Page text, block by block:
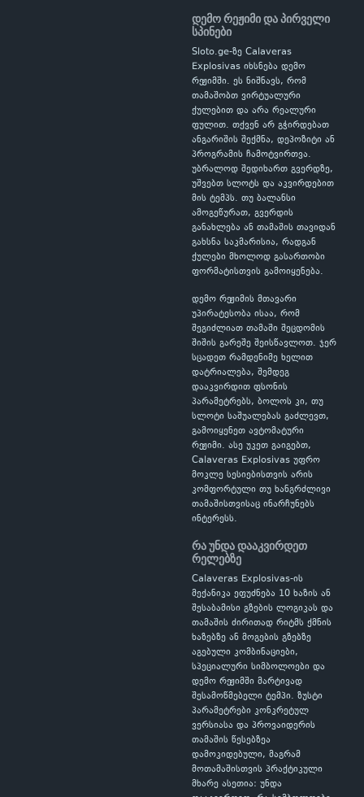
დემო რეჟიმი და პირველი
სპინები
Sloto.ge-ზე Calaveras
Explosivas იხსნება დემო
რეჟიმში. ეს ნიშნავს, რომ
თამაშობთ ვირტუალური
ქულებით და არა რეალური
ფულით. თქვენ არ გჭირდებათ
ანგარიშის შექმნა, დეპოზიტი ან
პროგრამის ჩამოტვირთვა.
უბრალოდ შედიხართ გვერდზე,
უშვებთ სლოტს და აკვირდებით
მის ტემპს. თუ ბალანსი
ამოგეწურათ, გვერდის
განახლება ან თამაშის თავიდან
გახსნა საკმარისია, რადგან
ქულები მხოლოდ გასართობი
ფორმატისთვის გამოიყენება.
დემო რეჟიმის მთავარი
უპირატესობა ისაა, რომ
შეგიძლიათ თამაში შეცდომის
შიშის გარეშე შეისწავლოთ. ჯერ
სცადეთ რამდენიმე ხელით
დატრიალება, შემდეგ
დააკვირდით ფსონის
პარამეტრებს, ბოლოს კი, თუ
სლოტი საშუალებას გაძლევთ,
გამოიყენეთ ავტომატური
რეჟიმი. ასე უკეთ გაიგებთ,
Calaveras Explosivas უფრო
მოკლე სესიებისთვის არის
კომფორტული თუ ხანგრძლივი
თამაშისთვისაც ინარჩუნებს
ინტერესს.
რა უნდა დააკვირდეთ
რელებზე
Calaveras Explosivas-ის
მექანიკა ეფუძნება 10 ხაზის ან
შესაბამისი გზების ლოგიკას და
თამაშის ძირითად რიტმს ქმნის
ხაზებზე ან მოგების გზებზე
აგებული კომბინაციები,
სპეციალური სიმბოლოები და
დემო რეჟიმში მარტივად
შესამოწმებელი ტემპი. ზუსტი
პარამეტრები კონკრეტულ
ვერსიასა და პროვაიდერის
თამაშის წესებზეა
დამოკიდებული, მაგრამ
მოთამაშისთვის პრაქტიკული
მხარე ასეთია: უნდა